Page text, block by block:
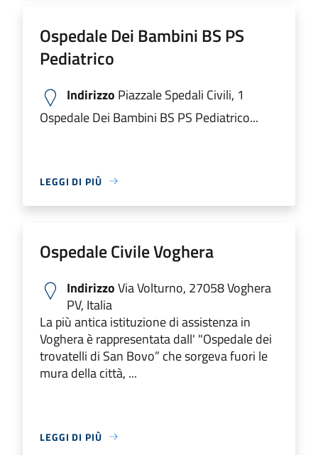
Ospedale Dei Bambini BS PS
Pediatrico
Indirizzo Piazzale Spedali Civili, 1
Ospedale Dei Bambini BS PS Pediatrico...
LEGGI DI PIÙ
Ospedale Civile Voghera
IndirizzoVia Volturno, 27058 Voghera
PV, Italia
La più antica istituzione di assistenza in
Voghera è rappresentata dall' "Ospedale dei
trovatelli di San Bovo” che sorgeva fuori le
mura della città, ...
LEGGI DI PIÙ